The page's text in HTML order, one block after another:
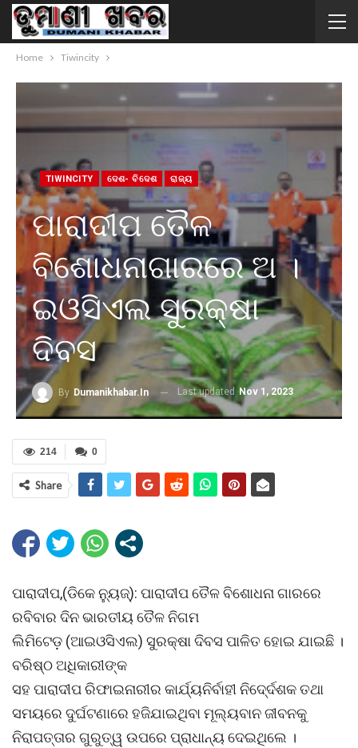
Home Tiwincity
TIWINCITY ଦେଶ- ବିଦେଶ ରାଜ୍ୟ
ପାରାଦୀପ ତୈଳ
ବିଶୋଧନାଗାରରେ ଅ ।
ଇଓସିଏଲ ସୁରକ୍ଷା
ଦିବସ
By Dumanikhabar.in Last updated Nov 1, 2023
0
214
Share
ପାରାଦୀପ,(ଡିକେ ନୁ୍ୟଜ୍): ପାରାଦୀପ ତୈଳ ବିଶୋଧନା ଗାରରେ
ରବିବାର ଦିନ ଭାରତୀୟ ତୈଳ ନିଗମ
ଲିମିଟେଡ଼ (ଆଇଓସିଏଲ) ସୁରକ୍ଷା ଦିବସ ପାଳିତ ହୋଇ ଯାଇଛି ।
ବରିଷ୍ଠ ଅଧିକାରୀଙ୍କ
ସହ ପାରାଦୀପ ରିଫାଇନାରୀର କାର୍ଯ୍ୟନିର୍ବାହୀ ନିଦେ୍ର୍ଦଶକ ତଥା
ସମୟରେ ଦୁର୍ଘଟଣାରେ ହଜିଯାଇଥିବା ମୂଲ୍ୟବାନ ଜୀବନକୁ
ନିରାପତ୍ତାର ଗୁରୁତ୍ୱ ଉପରେ ପ୍ରାଧାନ୍ୟ ଦେଇଥିଲେ ।